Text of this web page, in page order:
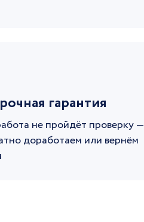
гарантия
не пройдёт проверку —
доработаем или вернём